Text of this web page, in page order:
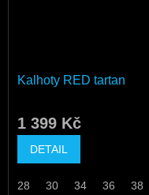
Kalhoty RED tartan
1 399 Kč
DETAIL
28 30 34 36 38